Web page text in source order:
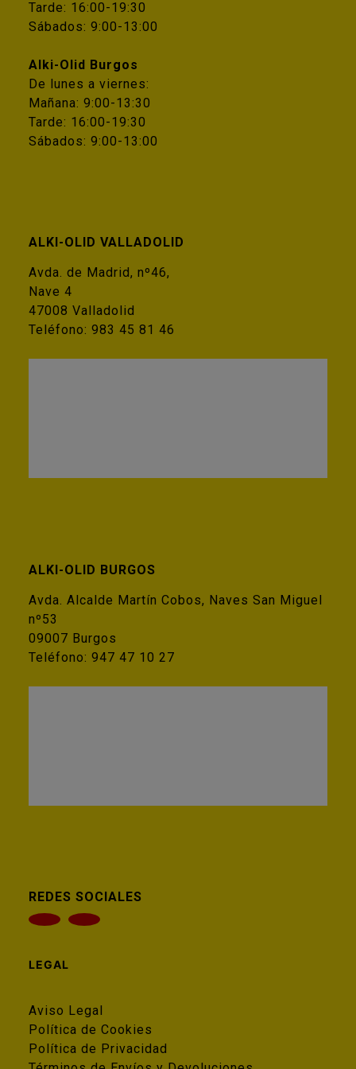
Tarde: 16:00-19:30
Sábados: 9:00-13:00
Alki-Olid Burgos
De lunes a viernes:
Mañana: 9:00-13:30
Tarde: 16:00-19:30
Sábados: 9:00-13:00
ALKI-OLID VALLADOLID
Avda. de Madrid, nº46,
Nave 4
47008 Valladolid
Teléfono: 983 45 81 46
ALKI-OLID BURGOS
Avda. Alcalde Martín Cobos, Naves San Miguel
nº53
09007 Burgos
Teléfono: 947 47 10 27
REDES SOCIALES
LEGAL
Aviso Legal
Política de Cookies
Política de Privacidad